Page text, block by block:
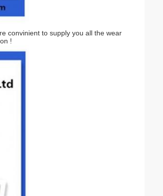
convinient to supply you all the wear
!